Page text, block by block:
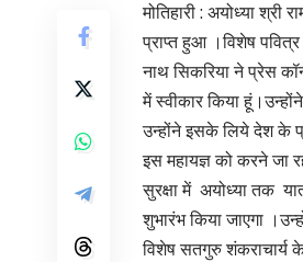
मोतिहारी : अयोध्या
प्राप्त हुआ ।विशेष
नाथ सिकरिया ने प्रेस
में स्वीकार किया
उन्होंने इसके लिये देश के
इस महायज्ञ को करने जा
सुरक्षा में अयोध्या तक
शुभारंभ किया जाएगा
विशेष सतगुरु शंकराचार्य